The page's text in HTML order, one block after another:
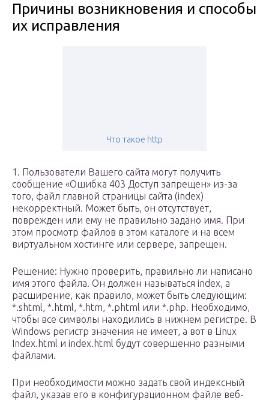
Причины возникновения и способы
их исправления
Что такое http
1. Пользователи Вашего сайта могут получить
сообщение «Ошибка 403 Доступ запрещен» из-за
того, файл главной страницы сайта (index)
некорректный. Может быть, он отсутствует,
поврежден или ему не правильно задано имя. При
этом просмотр файлов в этом каталоге и на всем
виртуальном хостинге или сервере, запрещен.
Решение: Нужно проверить, правильно ли написано
имя этого файла. Он должен называться index, а
расширение, как правило, может быть следующим:
*.shtml, *.html, *.htm, *.phtml или *.php. Необходимо,
чтобы все символы находились в нижнем регистре. В
Windows регистр значения не имеет, а вот в Linux
Index.html и index.html будут совершенно разными
файлами.
При необходимости можно задать свой индексный
файл, указав его в конфигурационном файле веб-